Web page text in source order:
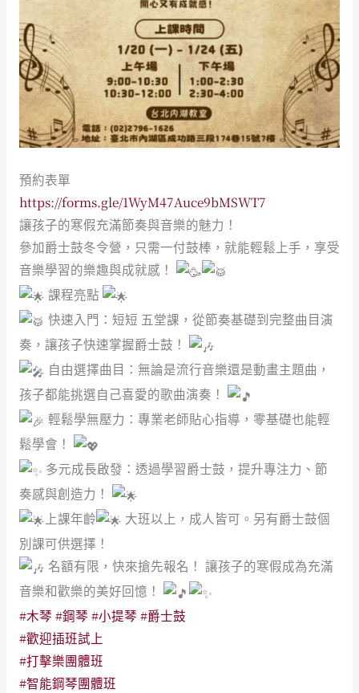
預約表單
https://forms.gle/1WyM47Auce9bMSWT7
讓孩子的寒假充滿節奏與音樂的魅力！
參加爵士鼓冬令營，只需一付鼓棒，就能輕鬆上手，享受
音樂學習的樂趣與成就感！
課程亮點
快速入門：短短 五堂課，從節奏基礎到完整曲目演
奏，讓孩子快速掌握爵士鼓！
自由選擇曲目：無論是流行音樂還是動畫主題曲，
孩子都能挑選自己喜愛的歌曲演奏！
輕鬆學無壓力：專業老師貼心指導，零基礎也能輕
鬆學會！
多元成長啟發：透過學習爵士鼓，提升專注力、節
奏感與創造力！
上課年齡
大班以上，成人皆可。另有爵士鼓個
別課可供選擇！
名額有限，快來搶先報名！ 讓孩子的寒假成為充滿
音樂和歡樂的美好回憶！
#木琴 #鋼琴 #小提琴 #爵士鼓
#歡迎插班試上
#打擊樂團體班
#智能鋼琴團體班